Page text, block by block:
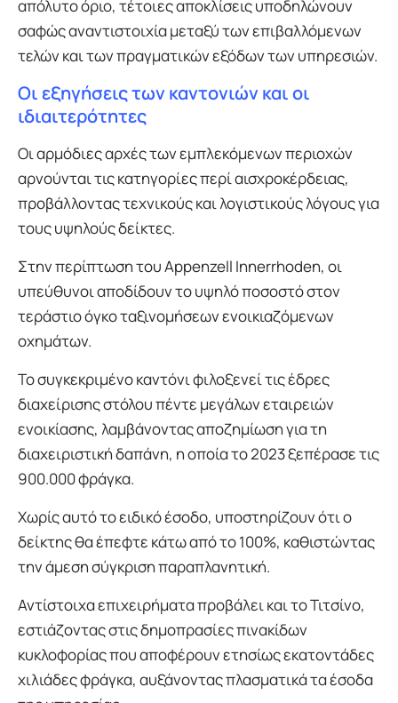
απόλυτο όριο, τέτοιες αποκλίσεις υποδηλώνουν
σαφώς αναντιστοιχία μεταξύ των επιβαλλόμενων
τελών και των πραγματικών εξόδων των υπηρεσιών.
Οι εξηγήσεις των καντονιών και οι
ιδιαιτερότητες
Οι αρμόδιες αρχές των εμπλεκόμενων περιοχών
αρνούνται τις κατηγορίες περί αισχροκέρδειας,
προβάλλοντας τεχνικούς και λογιστικούς λόγους για
τους υψηλούς δείκτες.
Στην περίπτωση του Appenzell Innerrhoden, οι
υπεύθυνοι αποδίδουν το υψηλό ποσοστό στον
τεράστιο όγκο ταξινομήσεων ενοικιαζόμενων
οχημάτων.
Το συγκεκριμένο καντόνι φιλοξενεί τις έδρες
διαχείρισης στόλου πέντε μεγάλων εταιρειών
ενοικίασης, λαμβάνοντας αποζημίωση για τη
διαχειριστική δαπάνη, η οποία το 2023 ξεπέρασε τις
900.000 φράγκα.
Χωρίς αυτό το ειδικό έσοδο, υποστηρίζουν ότι ο
δείκτης θα έπεφτε κάτω από το 100%, καθιστώντας
την άμεση σύγκριση παραπλανητική.
Αντίστοιχα επιχειρήματα προβάλει και το Τιτσίνο,
εστιάζοντας στις δημοπρασίες πινακίδων
κυκλοφορίας που αποφέρουν ετησίως εκατοντάδες
χιλιάδες φράγκα, αυξάνοντας πλασματικά τα έσοδα